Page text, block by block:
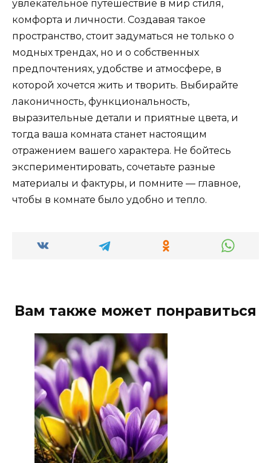
увлекательное путешествие в мир стиля,
комфорта и личности. Создавая такое
пространство, стоит задуматься не только о
модных трендах, но и о собственных
предпочтениях, удобстве и атмосфере, в
которой хочется жить и творить. Выбирайте
лаконичность, функциональность,
выразительные детали и приятные цвета, и
тогда ваша комната станет настоящим
отражением вашего характера. Не бойтесь
экспериментировать, сочетаьте разные
материалы и фактуры, и помните — главное,
чтобы в комнате было удобно и тепло.
Вам также может понравиться